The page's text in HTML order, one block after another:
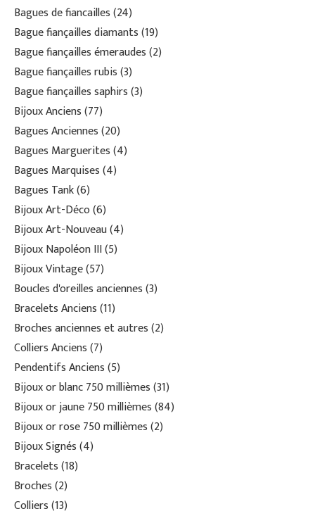
Bagues de fiancailles 24
Bague fiançailles diamants 19
Bague fiançailles émeraudes 2
Bague fiançailles rubis 3
Bague fiançailles saphirs 3
Bijoux Anciens 77
Bagues Anciennes 20
Bagues Marguerites 4
Bagues Marquises 4
Bagues Tank 6
Bijoux Art-Déco 6
Bijoux Art-Nouveau 4
Bijoux Napoléon III 5
Bijoux Vintage 57
Boucles d'oreilles anciennes 3
Bracelets Anciens 11
Broches anciennes et autres 2
Colliers Anciens 7
Pendentifs Anciens 5
Bijoux or blanc 750 millièmes 31
Bijoux or jaune 750 millièmes 84
Bijoux or rose 750 millièmes 2
Bijoux Signés 4
Bracelets 18
Broches 2
Colliers 13